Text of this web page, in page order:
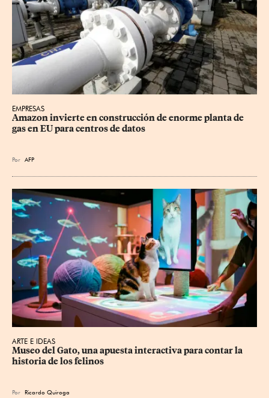
EMPRESAS
Amazon invierte en construcción de enorme planta de
gas en EU para centros de datos
Por AFP
ARTE E IDEAS
Museo del Gato, una apuesta interactiva para contar la
historia de los felinos
Por Ricardo Quiroga